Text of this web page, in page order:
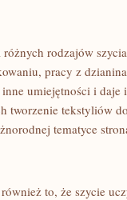
rodzajów
pracy z
umiejętności i
tworzenie tekstyliów
tematyce
to, że szycie